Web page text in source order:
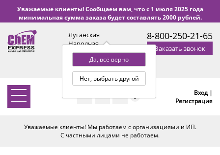
Уважаемые клиенты! Сообщаем вам, что с 1 июля 2025 года
минимальная сумма заказа будет составлять 2000 рублей.
Луганская
Народная
Республика
Да, всё верно
Нет, выбрать другой
с 9:00 до 18:00 по Уфе
(+2 МСК)
8-800-250-21-65
Заказать звонок
0
Вход |
Регистрация
Уважаемые клиенты! Мы работаем с организациями и ИП.
С частными лицами не работаем.